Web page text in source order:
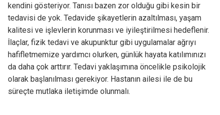
kendini gösteriyor. Tanısı bazen zor olduğu gibi kesin bir
tedavisi de yok. Tedavide şikayetlerin azaltılması, yaşam
kalitesi ve işlevlerin korunması ve iyileştirilmesi hedeflenir.
İlaçlar, fizik tedavi ve akupunktur gibi uygulamalar ağrıyı
hafifletmemize yardımcı olurken, günlük hayata katılımınızı
da daha çok arttırır. Tedavi yaklaşımına öncelikle psikolojik
olarak başlanılması gerekiyor. Hastanın ailesi ile de bu
süreçte mutlaka iletişimde olunmalı.